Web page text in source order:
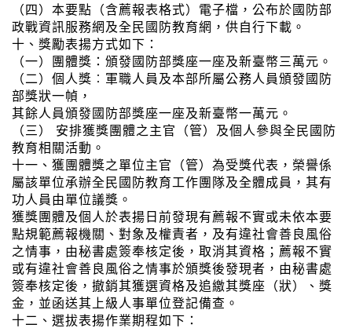
（四）本要點（含薦報表格式）電子檔，公布於國防部
政戰資訊服務網及全民國防教育網，供自行下載。
十、獎勵表揚方式如下：
（一）團體獎：頒發國防部獎座一座及新臺幣三萬元。
（二）個人獎︰軍職人員及本部所屬公務人員頒發國防
部獎狀一幀，
其餘人員頒發國防部獎座一座及新臺幣一萬元。
（三） 安排獲獎團體之主官（管）及個人參與全民國防
教育相關活動。
十一、獲團體獎之單位主官（管）為受獎代表，榮譽係
屬該單位承辦全民國防教育工作團隊及全體成員，其有
功人員由單位議獎。
獲獎團體及個人於表揚日前發現有薦報不實或未依本要
點規範薦報機關、對象及權責者，及有違社會善良風俗
之情事，由秘書處簽奉核定後，取消其資格；薦報不實
或有違社會善良風俗之情事於頒獎後發現者，由秘書處
簽奉核定後，撤銷其獲選資格及追繳其獎座（狀）、獎
金，並函送其上級人事單位登記備查。
十二、選拔表揚作業期程如下：